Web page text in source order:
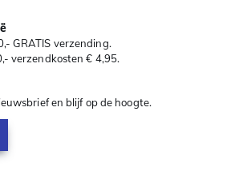
GRATIS verzending.
verzendkosten € 4,95.
en blijf op de hoogte.